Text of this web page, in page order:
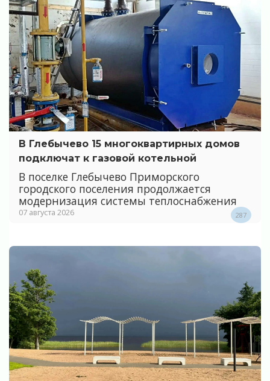
В Глебычево 15 многоквартирных домов
подключат к газовой котельной
В поселке Глебычево Приморского
городского поселения продолжается
модернизация системы теплоснабжения
07 августа 2026 287